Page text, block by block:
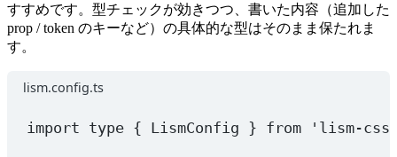
すすめです。型チェックが効きつつ、書いた内容（追加した
prop / token のキーなど）の具体的な型はそのまま保たれま
す。
lism.config.ts
import type { LismConfig } from 'lism-